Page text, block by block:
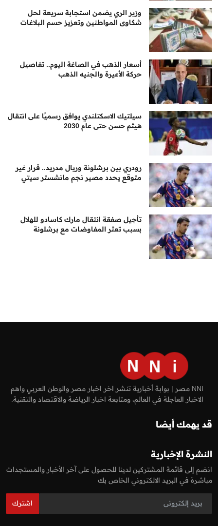
وزير الري يضمن استجابة سريعة لحل
شكاوى المواطنين وتعزيز حسم البلاغات
أسعار الذهب في الصاغة اليوم.. تفاصيل
حركة الأعيرة والجنيه الذهب
سيلتيك الاسكتلندي يوافق رسميًا على انتقال
هيثم حسن حتى عام 2030
رودري بين برشلونة وريال مدريد.. قرار غير
متوقع يحدد مصير نجم مانشستر سيتي
تأجيل صفقة انتقال مارك كاسادو للهلال
بسبب تعثر المفاوضات مع برشلونة
NNI مصر | بوابة أخبارية تنشر اخر اخبار مصر والوطن العربي واهم
الاخبار العاجلة في العالم، ومتابعة اخبار الرياضة والاقتصاد والتقنية.
قد يهمك أيضا
النشرة الإخبارية
انضم إلى قائمة المشتركين لدينا للحصول على آخر الأخبار والمستجدات
مباشرة في البريد الالكتروني الخاص بك
اشترك